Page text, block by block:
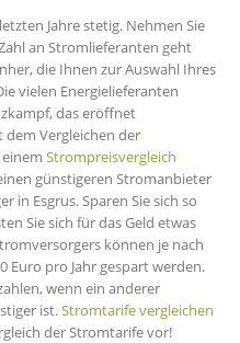
Jahre stetig. Nehmen Sie
an Stromlieferanten geht
die Ihnen zur Auswahl Ihres
vielen Energielieferanten
das eröffnet
Vergleichen der
Strompreisvergleich
günstigeren Stromanbieter
in Esgrus. Sparen Sie sich so
Sie sich für das Geld etwas
können je nach
Euro pro Jahr gespart werden.
wenn ein anderer
ist.Stromtarife vergleichen
der Stromtarife vor!